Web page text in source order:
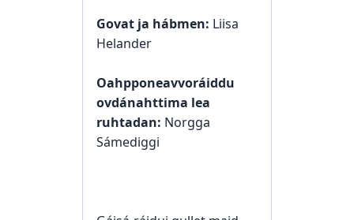
Govat ja hábmen: Liisa
Helander
Oahpponeavvoráiddu
ovdánahttima lea
ruhtadan: Norgga
Sámediggi